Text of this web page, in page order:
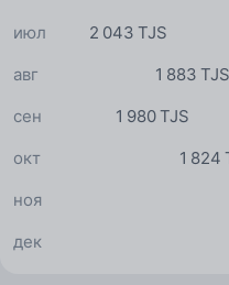
2 043 TJS
июл
1 883 TJS
авг
1 980 TJS
сен
1 824
окт
ноя
дек